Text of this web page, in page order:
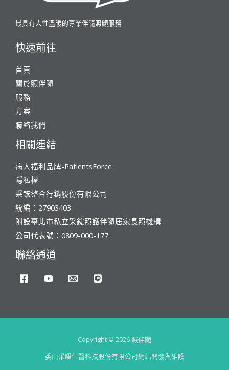
最具有人性溫暖的專業伴隨照顧服務
快速前往
首頁
關於照伴隨
服務
方案
聯絡我們
相關連結
病人福利品牌-PatientsForce
隱私權
采鋐整合行銷股份有限公司
統編：27903403
附設臺北市私立采鋐照護伴隨居家長照機構
公司代表號：0809-000-177
聯絡通道
Copyright © 2026 照伴隨
委由采曜生醫科技股份有限公司網站開發與維護